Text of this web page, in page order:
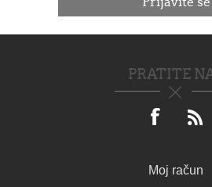
PRATITE
Moj račun